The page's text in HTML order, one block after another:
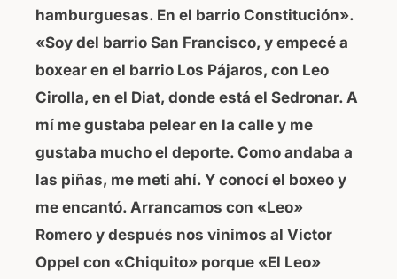
hamburguesas. En el barrio Constitución».
«Soy del barrio San Francisco, y empecé a
boxear en el barrio Los Pájaros, con Leo
Cirolla, en el Diat, donde está el Sedronar. A
mí me gustaba pelear en la calle y me
gustaba mucho el deporte. Como andaba a
las piñas, me metí ahí. Y conocí el boxeo y
me encantó. Arrancamos con «Leo»
Romero y después nos vinimos al Victor
Oppel con «Chiquito» porque «El Leo»